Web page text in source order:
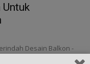
Untuk
Desain Balkon -
itu gunung, laut, gedung